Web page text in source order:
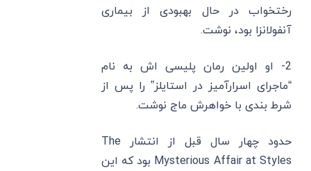
رختخواب در حال بهبودی از بیماری
آنفولانزا بود، نوشت.
2- او اولین رمان پلیسی ‌اش به نام
“ماجرای اسرارآمیز در استایلز” را پس از
شرط ‌بندی با خواهرش ماج نوشت.
حدود چهار سال قبل از انتشار The
Mysterious Affair at Styles بود که این